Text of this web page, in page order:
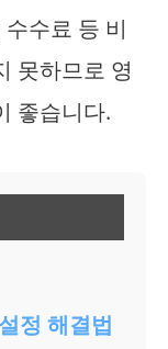
수료 등 비
못하므로 영
좋습니다.
정 해결법